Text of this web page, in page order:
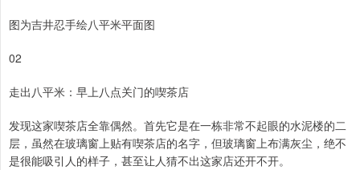
图为吉井忍手绘八平米平面图
02
走出八平米：早上八点关门的喫茶店
发现这家喫茶店全靠偶然。首先它是在一栋非常不起眼的水泥楼的二
层，虽然在玻璃窗上贴有喫茶店的名字，但玻璃窗上布满灰尘，绝不
是很能吸引人的样子，甚至让人猜不出这家店还开不开。